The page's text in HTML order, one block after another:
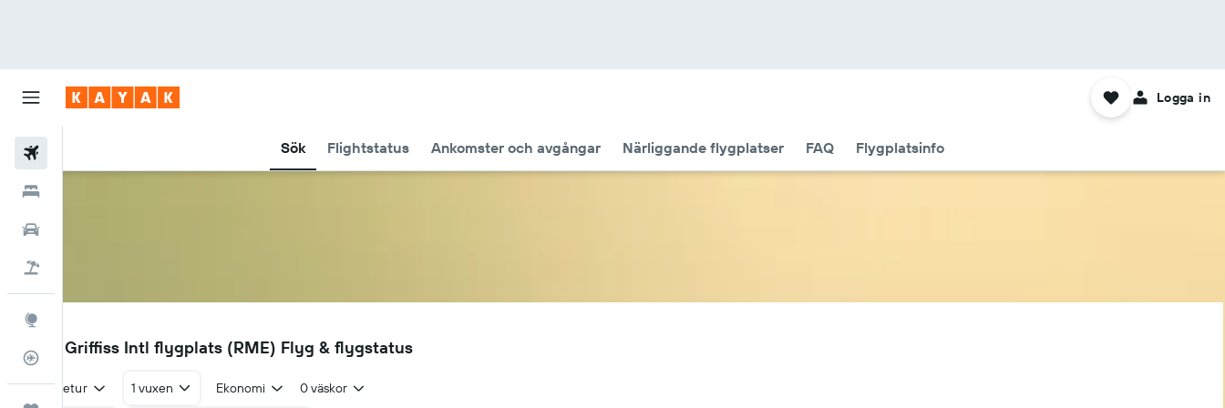
Sök Flightstatus Ankomster och avgångar Närliggande flygplatser FAQ Flygplatsinfo
Logga in
Flygstatus
RME
Rome Griffiss Intl flygplats (RME) Flyg & flygstatus
Tur & retur 1 vuxen Ekonomi 0 väskor